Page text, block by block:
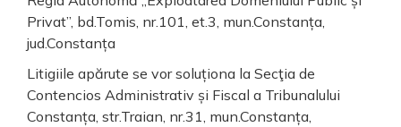
Privat”, bd.Tomis, nr.101, et.3, mun.Constanța,
jud.Constanța
Litigiile apărute se vor soluționa la Secţia de
Contencios Administrativ și Fiscal a Tribunalului
Constanța, str.Traian, nr.31, mun.Constanța,